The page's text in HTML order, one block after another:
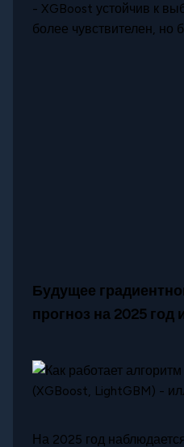
- XGBoost устойчив к
более чувствителен, но
Будущее
прогноз на 2025 год
На 2025 год